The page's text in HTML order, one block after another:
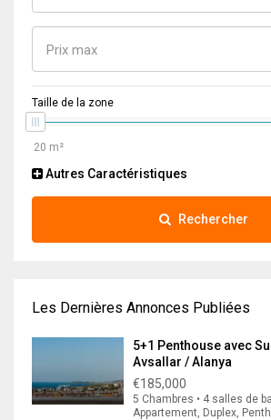
Prix max
Taille de la zone
Autres Caractéristiques
Rechercher
Les Dernières Annonces Publiées
5+1 Penthouse avec
Avsallar / Alanya
€185,000
5 Chambres • 4 salles de
Appartement, Duplex,